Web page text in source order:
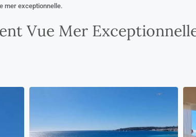
mer exceptionnelle.
Vue Mer